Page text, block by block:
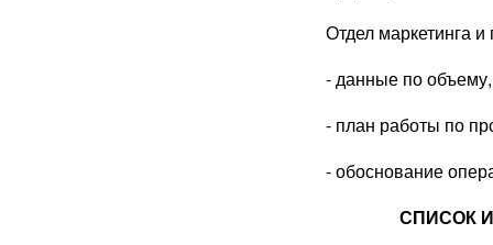
Отдел маркетинга
- данные по
- план работы по
- обоснование
СПИСОК